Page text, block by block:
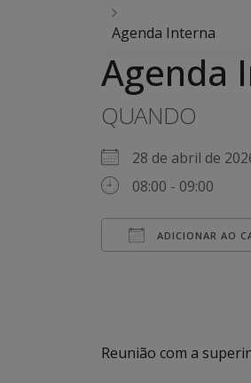
Agenda Interna
Agenda
QUANDO
28 de abril de
08:00 - 09:00
ADICIONAR AO
Reunião com a